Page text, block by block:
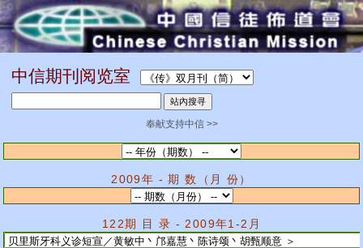
中信期刊阅览室
奉献支持中信 >>
2009年 - 期 数（月 份）
122期 目 录 - 2009年1-2月